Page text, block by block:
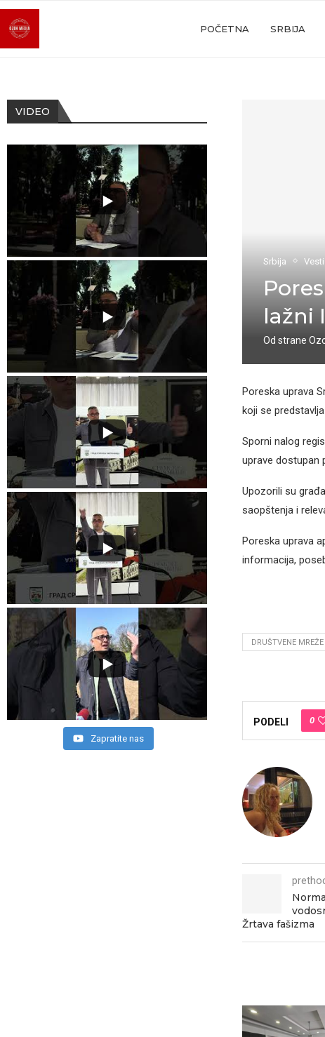
POČETNA SRBIJA
Srbija Vesti
lažni
Od strane
Poreska uprava
koji se
Sporni nalog
uprave dostupan
Upozorili su
saopštenja i
Poreska uprava
informacija,
DRUŠTVENE MREŽE
PODELI 0
Žrtava fašizma
VIDEO
Zapratite nas